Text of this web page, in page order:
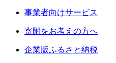
事業者向けサービス
寄附をお考えの方へ
企業版ふるさと納税